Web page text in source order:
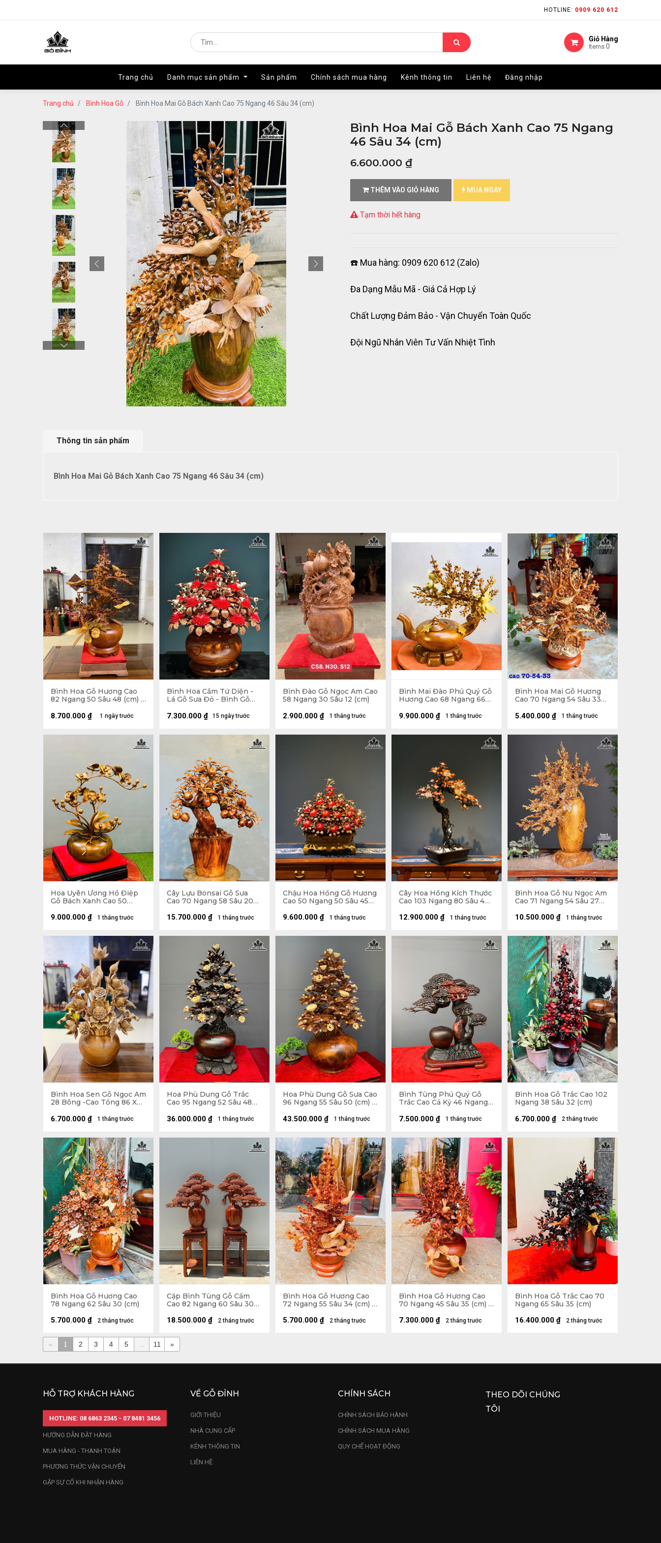
HOTLINE: 0909 620 612
Giỏ Hàng
Items 0
Trang chủ Danh mục sản phẩm Sản phẩm Chính sách mua hàng Kênh thông tin Liên hệ Đăng nhập
HOTLINE: 0909 620 612
Giỏ Hàng
Items 0
Trang chủ Danh mục sản phẩm Sản phẩm Chính sách mua hàng Kênh thông tin Liên hệ Đăng nhập
Trang chủ Bình Hoa Gỗ Bình Hoa Mai Gỗ Bách Xanh Cao 75 Ngang 46 Sâu 34 (cm)
Bình Hoa Mai Gỗ Bách Xanh Cao 75 Ngang
46 Sâu 34 (cm)
6.600.000 ₫
THÊM VÀO GIỎ HÀNG MUA NGAY
Tạm thời hết hàng
☎️ Mua hàng: 0909 620 612 (Zalo)
Đa Dạng Mẫu Mã - Giá Cả Hợp Lý
Chất Lượng Đảm Bảo - Vận Chuyển Toàn Quốc
Đội Ngũ Nhân Viên Tư Vấn Nhiệt Tình
Thông tin sản phẩm
Bình Hoa Mai Gỗ Bách Xanh Cao 75 Ngang 46 Sâu 34 (cm)
Bình Hoa Gỗ Hương Cao
82 Ngang 50 Sâu 48 (cm) -
1 ngày trước
8.700.000 ₫
Bình Hoa Cắm Tứ Diện -
Lá Gỗ Sưa Đỏ - Bình Gỗ
Cẩm Paorosa Cao 58
Đường Kính 45 (cm)
15 ngày trước
7.300.000 ₫
Bình Đào Gỗ Ngọc Am Cao
58 Ngang 30 Sâu 12 (cm)
1 tháng trước
2.900.000 ₫
Bình Mai Đào Phú Quý Gỗ
Hương Cao 68 Ngang 66
1 tháng trước
9.900.000 ₫
Bình Hoa Mai Gỗ Hương
Cao 70 Ngang 54 Sâu 33
1 tháng trước
5.400.000 ₫
Hoa Uyên Ương Hồ Điệp
Gỗ Bách Xanh Cao 50
Đường Kính 23 Cao 14 (cm)
1 tháng trước
9.000.000 ₫
Cây Lựu Bonsai Gỗ Sưa
Cao 70 Ngang 58 Sâu 20
1 tháng trước
15.700.000 ₫
Chậu Hoa Hồng Gỗ Hương
Cao 50 Ngang 50 Sâu 45
Sò Indo
1 tháng trước
9.600.000 ₫
Cây Hoa Hồng Kích Thước
Cao 103 Ngang 80 Sâu 40
Gỗ Sưa - Thân Rễ Nhai
1 tháng trước
12.900.000 ₫
Bình Hoa Gỗ Nu Ngọc Am
Cao 71 Ngang 54 Sâu 27
Kính 18 (cm)
1 tháng trước
10.500.000 ₫
Bình Hoa Sen Gỗ Ngọc Am
28 Bông -Cao Tổng 86 Xòe
Kính 30 (cm)
1 tháng trước
6.700.000 ₫
Hoa Phù Dung Gỗ Trắc
Cao 95 Ngang 52 Sâu 48
(cm)
1 tháng trước
36.000.000 ₫
Hoa Phù Dung Gỗ Sưa Cao
96 Ngang 55 Sâu 50 (cm) -
1 tháng trước
43.500.000 ₫
Bình Tùng Phú Quý Gỗ
Trắc Cao Cả Kỷ 46 Ngang
- Đường Kính 12 (cm)
1 tháng trước
7.500.000 ₫
Bình Hoa Gỗ Trắc Cao 102
Ngang 38 Sâu 32 (cm)
2 tháng trước
6.700.000 ₫
Bình Hoa Gỗ Hương Cao
78 Ngang 62 Sâu 30 (cm)
2 tháng trước
5.700.000 ₫
Cặp Bình Tùng Gỗ Cẩm
Cao 82 Ngang 60 Sâu 30
2 tháng trước
18.500.000 ₫
Bình Hoa Gỗ Hương Cao
72 Ngang 55 Sâu 34 (cm) -
2 tháng trước
5.700.000 ₫
Bình Hoa Gỗ Hương Cao
70 Ngang 45 Sâu 35 (cm) -
2 tháng trước
7.300.000 ₫
Bình Hoa Gỗ Trắc Cao 70
Ngang 65 Sâu 35 (cm)
2 tháng trước
16.400.000 ₫
« 1 2 3 4 5 11 »
HỖ TRỢ KHÁCH HÀNG
HOTLINE: 08 6863 2345 - 07 8481 3456
HƯỚNG DẪN ĐẶT HÀNG
MUA HÀNG - THANH TOÁN
PHƯƠNG THỨC VẬN CHUYỂN
GẶP SỰ CỐ KHI NHẬN HÀNG
VỀ GỖ ĐỈNH
GIỚI THIỆU
NHÀ CUNG CẤP
KÊNH THÔNG TIN
LIÊN HỆ
CHÍNH SÁCH
CHÍNH SÁCH BẢO HÀNH
CHÍNH SÁCH MUA HÀNG
QUY CHẾ HOẠT ĐỘNG
THEO DÕI CHÚNG
TÔI